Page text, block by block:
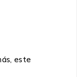
este